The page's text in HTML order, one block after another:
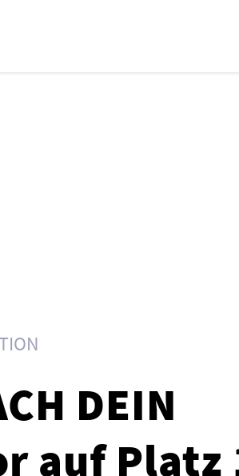
DEIN
auf Platz